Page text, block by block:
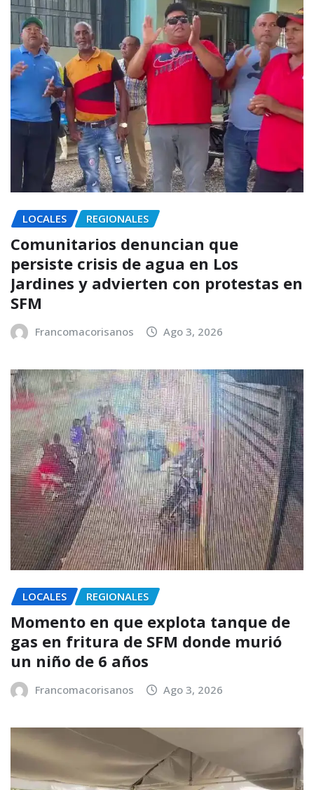
LOCALES REGIONALES
Comunitarios denuncian que
persiste crisis de agua en Los
Jardines y advierten con protestas en
SFM
Francomacorisanos Ago 3, 2026
LOCALES REGIONALES
Momento en que explota tanque de
gas en fritura de SFM donde murió
un niño de 6 años
Francomacorisanos Ago 3, 2026